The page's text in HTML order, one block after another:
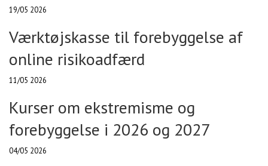
19/05 2026
Værktøjskasse til forebyggelse af
online risikoadfærd
11/05 2026
Kurser om ekstremisme og
forebyggelse i 2026 og 2027
04/05 2026